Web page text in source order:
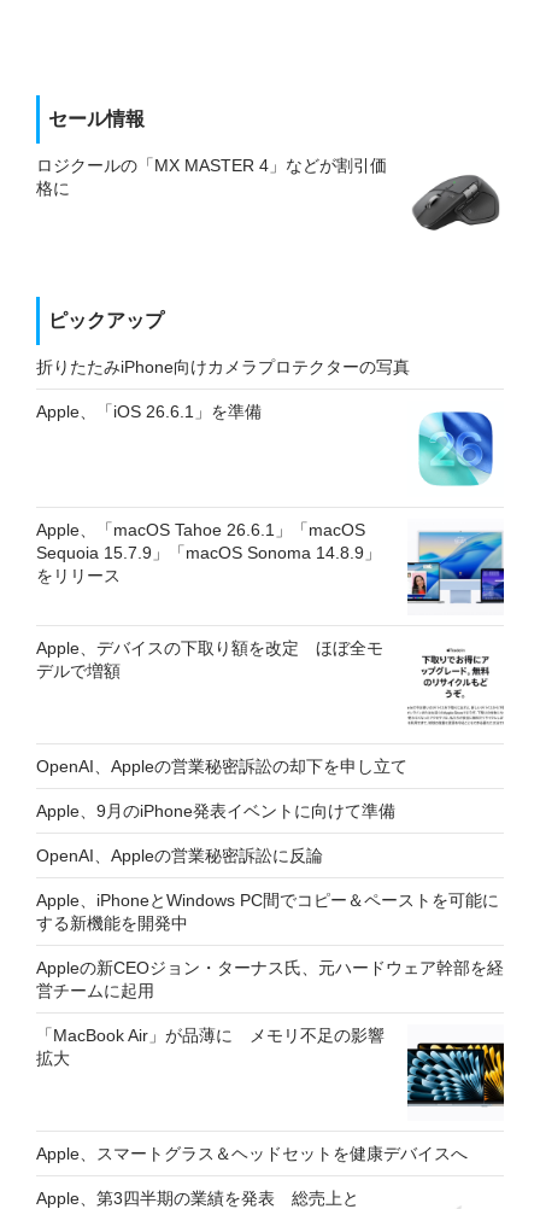
セール情報
ロジクールの「MX MASTER 4」などが割引価
格に
ピックアップ
折りたたみiPhone向けカメラプロテクターの写真
Apple、「iOS 26.6.1」を準備
Apple、「macOS Tahoe 26.6.1」「macOS
Sequoia 15.7.9」「macOS Sonoma 14.8.9」
をリリース
Apple、デバイスの下取り額を改定 ほぼ全モ
デルで増額
OpenAI、Appleの営業秘密訴訟の却下を申し立て
Apple、9月のiPhone発表イベントに向けて準備
OpenAI、Appleの営業秘密訴訟に反論
Apple、iPhoneとWindows PC間でコピー＆ペーストを可能に
する新機能を開発中
Appleの新CEOジョン・ターナス氏、元ハードウェア幹部を経
営チームに起用
「MacBook Air」が品薄に メモリ不足の影響
拡大
Apple、スマートグラス＆ヘッドセットを健康デバイスへ
Apple、第3四半期の業績を発表 総売上と